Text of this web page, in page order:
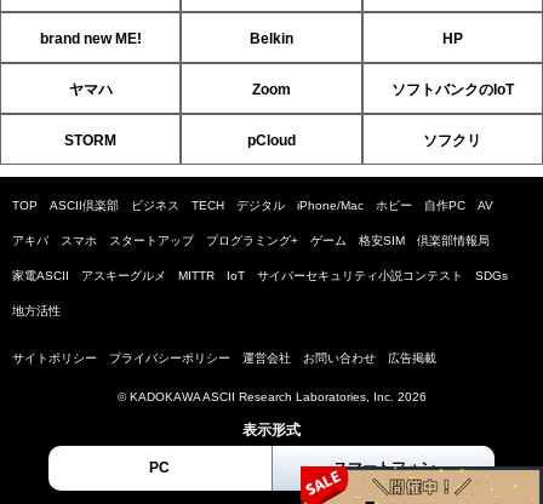
brand new ME! Belkin HP
ヤマハ Zoom ソフトバンクのIoT
STORM pCloud ソフクリ
TOP ASCII倶楽部 ビジネス TECH デジタル iPhone/Mac ホビー 自作PC AV
アキバ スマホ スタートアップ プログラミング+ ゲーム 格安SIM 倶楽部情報局
家電ASCII アスキーグルメ MITTR IoT サイバーセキュリティ小説コンテスト SDGs
地方活性
サイトポリシー プライバシーポリシー 運営会社 お問い合わせ 広告掲載
© KADOKAWA ASCII Research Laboratories, Inc. 2026
表示形式
PC スマートフォン